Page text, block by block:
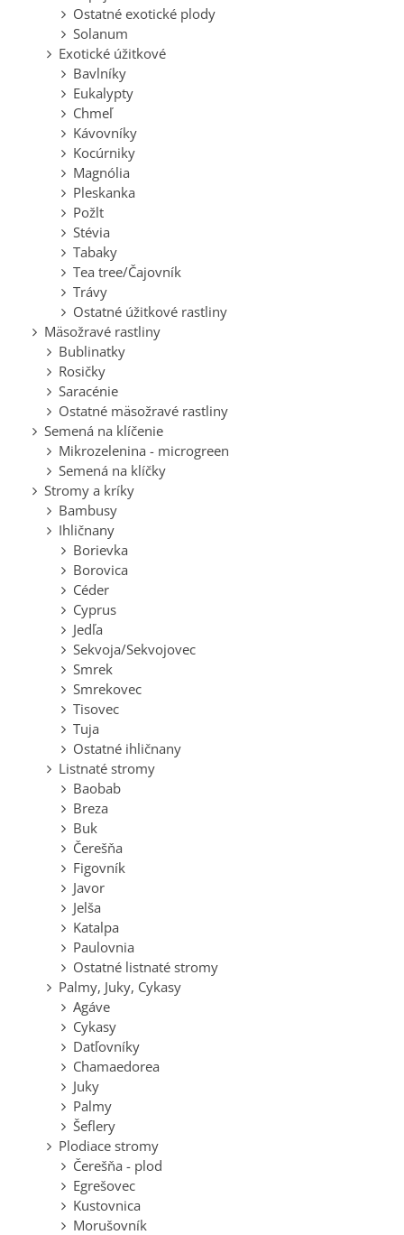
Ostatné exotické plody
Solanum
Exotické úžitkové
Bavlníky
Eukalypty
Chmeľ
Kávovníky
Kocúrniky
Magnólia
Pleskanka
Požlt
Stévia
Tabaky
Tea tree/Čajovník
Trávy
Ostatné úžitkové rastliny
Mäsožravé rastliny
Bublinatky
Rosičky
Saracénie
Ostatné mäsožravé rastliny
Semená na klíčenie
Mikrozelenina - microgreen
Semená na klíčky
Stromy a kríky
Bambusy
Ihličnany
Borievka
Borovica
Céder
Cyprus
Jedľa
Sekvoja/Sekvojovec
Smrek
Smrekovec
Tisovec
Tuja
Ostatné ihličnany
Listnaté stromy
Baobab
Breza
Buk
Čerešňa
Figovník
Javor
Jelša
Katalpa
Paulovnia
Ostatné listnaté stromy
Palmy, Juky, Cykasy
Agáve
Cykasy
Datľovníky
Chamaedorea
Juky
Palmy
Šeflery
Plodiace stromy
Čerešňa - plod
Egrešovec
Kustovnica
Morušovník